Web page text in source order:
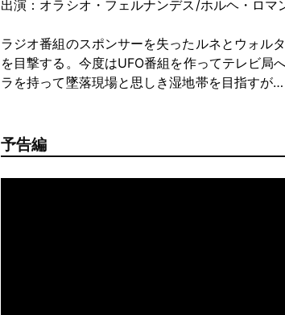
出演：オラシオ・フェルナンデス/ホルヘ・ロマ
ラジオ番組のスポンサーを失ったルネとウォル
を目撃する。今度はUFO番組を作ってテレビ局
ラを持って墜落現場と思しき湿地帯を目指すが…
予告編